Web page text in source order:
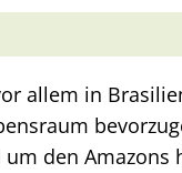
allem in
den Amazons